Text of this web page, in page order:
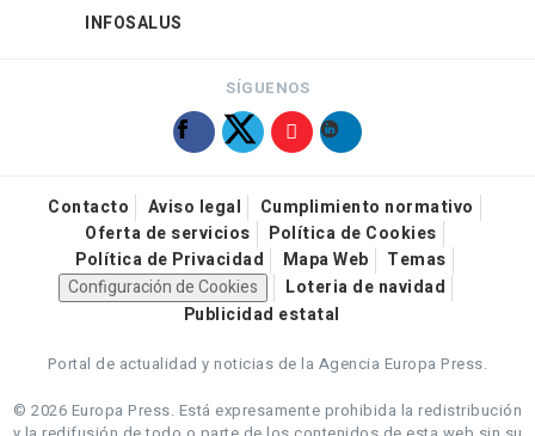
INFOSALUS
SÍGUENOS
Contacto Aviso legal
Cumplimiento normativo
Oferta de servicios
Política de Cookies
Política de Privacidad
Mapa Web
Temas
Configuración de Cookies
Loteria de navidad
Publicidad estatal
Portal de actualidad y noticias de la Agencia Europa Press.
© 2026 Europa Press. Está expresamente prohibida la redistribución